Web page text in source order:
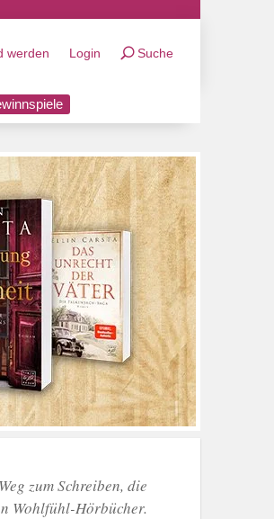
werden Login Suche
zum Schreiben, die
Wohlfühl-Hörbücher.